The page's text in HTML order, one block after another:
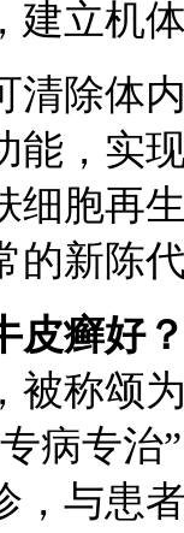
立机体
除体内
能，实
细胞再
的新陈
皮癣好
被称颂
病专
，与患